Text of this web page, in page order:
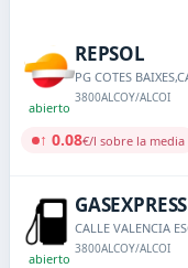
abierto
REPSOL
3800ALCOY/ALCOI
↑ 0.08€/l sobre la media
abierto
GASEXPRESS
3800ALCOY/ALCOI